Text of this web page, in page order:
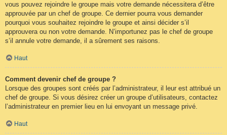
vous pouvez rejoindre le groupe mais votre demande nécessitera d’être
approuvée par un chef de groupe. Ce dernier pourra vous demander
pourquoi vous souhaitez rejoindre le groupe et ainsi décider s’il
approuvera ou non votre demande. N’importunez pas le chef de groupe
s’il annule votre demande, il a sûrement ses raisons.
Haut
Comment devenir chef de groupe ?
Lorsque des groupes sont créés par l’administrateur, il leur est attribué un
chef de groupe. Si vous désirez créer un groupe d’utilisateurs, contactez
l’administrateur en premier lieu en lui envoyant un message privé.
Haut